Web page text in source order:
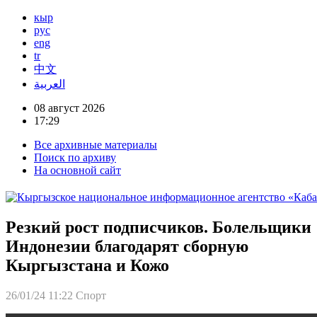
кыр
рус
eng
tr
中文
العربية
08 август 2026
17:29
Все архивные материалы
Поиск по архиву
На основной сайт
Резкий рост подписчиков. Болельщики
Индонезии благодарят сборную
Кыргызстана и Кожо
26/01/24 11:22 Спорт